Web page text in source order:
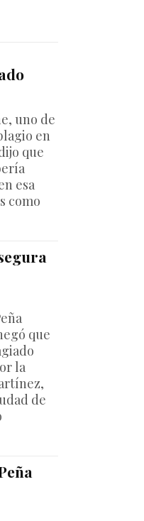
uno de
en
que
esa
como
que
la
de